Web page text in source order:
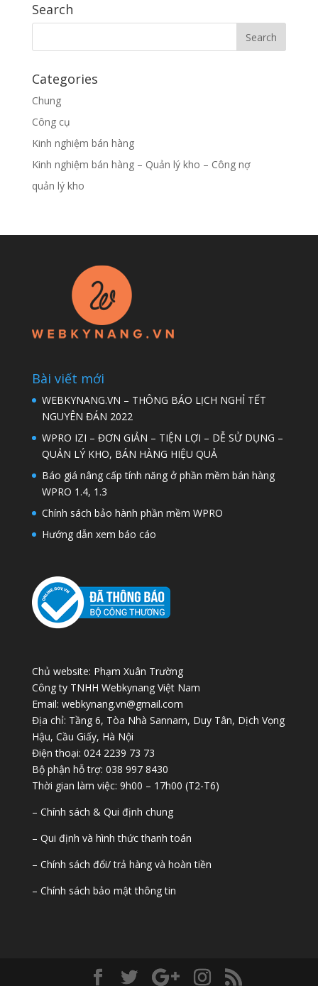
Search
Categories
Chung
Công cụ
Kinh nghiệm bán hàng
Kinh nghiệm bán hàng – Quản lý kho – Công nợ
quản lý kho
Bài viết mới
WEBKYNANG.VN – THÔNG BÁO LỊCH NGHỈ TẾT
NGUYÊN ĐÁN 2022
WPRO IZI – ĐƠN GIẢN – TIỆN LỢI – DỄ SỬ DỤNG –
QUẢN LÝ KHO, BÁN HÀNG HIỆU QUẢ
Báo giá nâng cấp tính năng ở phần mềm bán hàng
WPRO 1.4, 1.3
Chính sách bảo hành phần mềm WPRO
Hướng dẫn xem báo cáo
Chủ website: Phạm Xuân Trường
Công ty TNHH Webkynang Việt Nam
Email: webkynang.vn@gmail.com
Địa chỉ: Tầng 6, Tòa Nhà Sannam, Duy Tân, Dịch Vọng
Hậu, Cầu Giấy, Hà Nội
Điện thoại: 024 2239 73 73
Bộ phận hỗ trợ: 038 997 8430
Thời gian làm việc: 9h00 – 17h00 (T2-T6)
– Chính sách & Qui định chung
– Qui định và hình thức thanh toán
– Chính sách đổi/ trả hàng và hoàn tiền
– Chính sách bảo mật thông tin